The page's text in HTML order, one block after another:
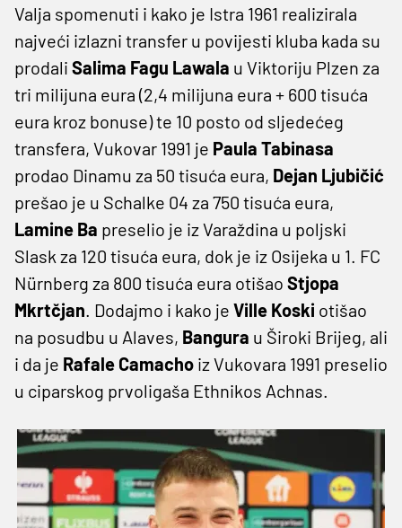
Valja spomenuti i kako je Istra 1961 realizirala
najveći izlazni transfer u povijesti kluba kada su
prodali Salima Fagu Lawala u Viktoriju Plzen za
tri milijuna eura (2,4 milijuna eura + 600 tisuća
eura kroz bonuse) te 10 posto od sljedećeg
transfera, Vukovar 1991 je Paula Tabinasa
prodao Dinamu za 50 tisuća eura, Dejan Ljubičić
prešao je u Schalke 04 za 750 tisuća eura,
Lamine Ba preselio je iz Varaždina u poljski
Slask za 120 tisuća eura, dok je iz Osijeka u 1. FC
Nürnberg za 800 tisuća eura otišao Stjopa
Mkrtčjan. Dodajmo i kako je Ville Koski otišao
na posudbu u Alaves, Bangura u Široki Brijeg, ali
i da je Rafale Camacho iz Vukovara 1991 preselio
u ciparskog prvoligaša Ethnikos Achnas.